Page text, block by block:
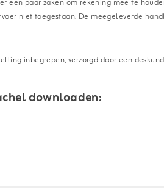
paar zaken om rekening mee te
niet toegestaan. De meegeleverde
inbegrepen, verzorgd door een
downloaden: